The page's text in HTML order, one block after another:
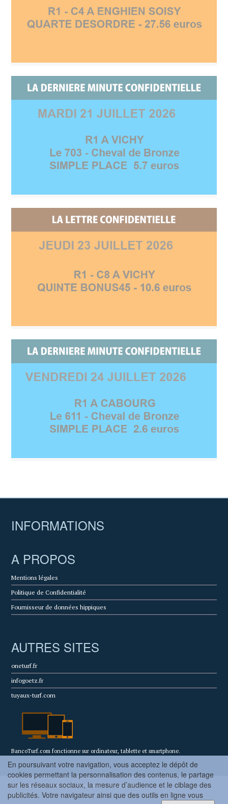
INFORMATIONS
A PROPOS
Mentions légales
Politique de Confidentialité
Fournisseur de données hippiques
AUTRES SITES
oneturf.fr
infogoetz.fr
tuyaux-turf.com
BancoTurf.com fonctionne sur ordinateur, tablette et smartphone.
© Copyright 2022 BancoTurf.com - Tous droits
réservés.
En poursuivant votre navigation, vous acceptez le dépôt de
cookies permettant la personnalisation des contenus, le partage
sur les réseaux sociaux, la mesure d’audience et le ciblage des
publicités. Votre navigateur ainsi que des outils en ligne vous